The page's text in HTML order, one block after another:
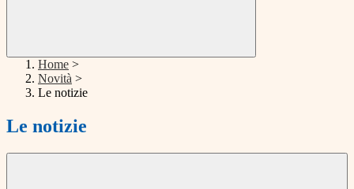
Home >
Novità >
Le notizie
Le notizie